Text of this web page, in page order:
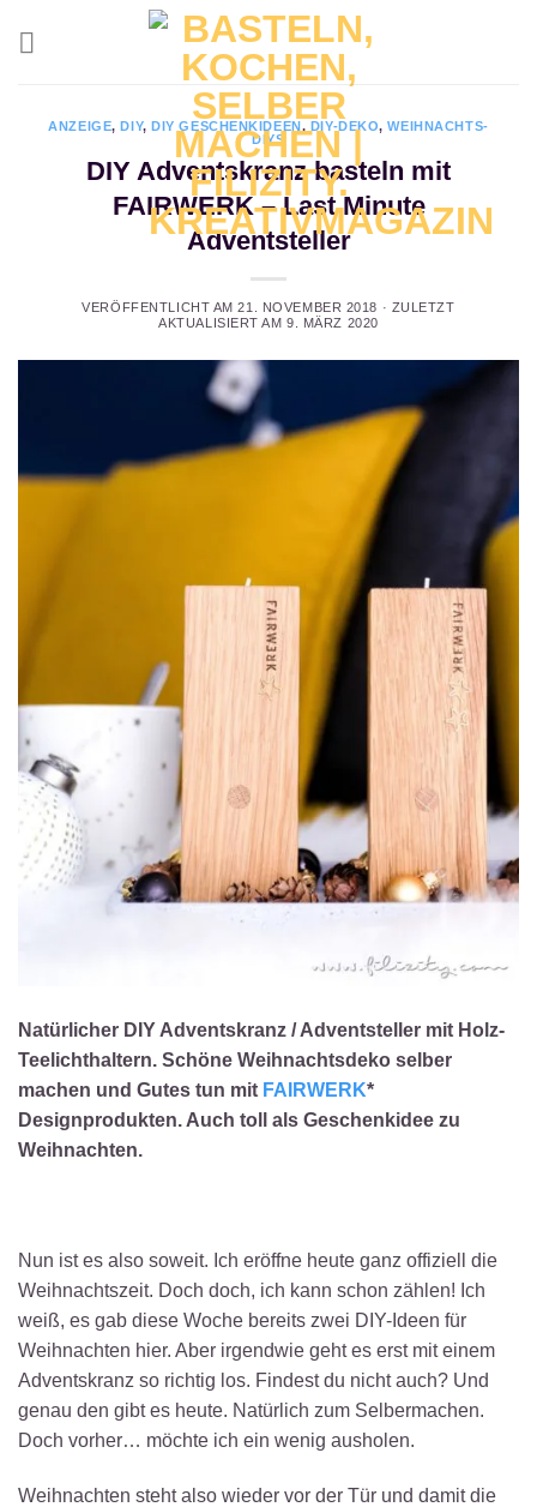
ANZEIGE,DIY,DIY GESCHENKIDEEN, DIY-DEKO,WEIHNACHTS-
DIYS
DIY Adventskranz basteln mit
FAIRWERK – Last Minute
Adventsteller
VERÖFFENTLICHT AM21. NOVEMBER 2018 · ZULETZT
AKTUALISIERT AM9. MÄRZ 2020
Natürlicher DIY Adventskranz / Adventsteller mit Holz-
Teelichthaltern. Schöne Weihnachtsdeko selber
machen und Gutes tun mit FAIRWERK*
Designprodukten. Auch toll als Geschenkidee zu
Weihnachten.
Nun ist es also soweit. Ich eröffne heute ganz offiziell die
Weihnachtszeit. Doch doch, ich kann schon zählen! Ich
weiß, es gab diese Woche bereits zwei DIY-Ideen für
Weihnachten hier. Aber irgendwie geht es erst mit einem
Adventskranz so richtig los. Findest du nicht auch? Und
genau den gibt es heute. Natürlich zum Selbermachen.
Doch vorher… möchte ich ein wenig ausholen.
Weihnachten steht also wieder vor der Tür und damit die